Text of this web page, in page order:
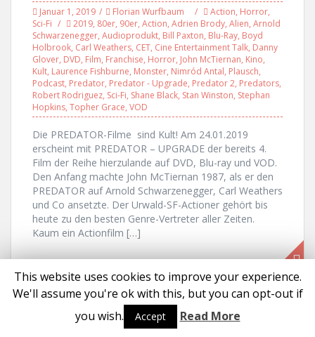
Januar 1, 2019 Florian Wurfbaum Action, Horror,
Sci-Fi
2019, 80er, 90er, Action, Adrien Brody, Alien, Arnold
Schwarzenegger, Audioprodukt, Bill Paxton, Blu-Ray, Boyd
Holbrook, Carl Weathers, CET, Cine Entertainment Talk, Danny
Glover, DVD, Film, Franchise, Horror, John McTiernan, Kino,
Kult, Laurence Fishburne, Monster, Nimród Antal, Plausch,
Podcast, Predator, Predator - Upgrade, Predator 2, Predators,
Robert Rodriguez, Sci-Fi, Shane Black, Stan Winston, Stephan
Hopkins, Topher Grace, VOD
Die PREDATOR-Filme sind Kult! Am 24.01.2019
erscheint mit PREDATOR – UPGRADE der bereits 4.
Film der Reihe hierzulande auf DVD, Blu-ray und VOD.
Den Anfang machte John McTiernan 1987, als er den
PREDATOR auf Arnold Schwarzenegger, Carl Weathers
und Co ansetzte. Der Urwald-SF-Actioner gehört bis
heute zu den besten Genre-Vertreter aller Zeiten.
Kaum ein Actionfilm […]
Proudly powered by WordPress |Theme: Solon by aThemes
This website uses cookies to improve your experience.
We'll assume you're ok with this, but you can opt-out if
you wish.
Accept Read More
Social media & sharing icons powered by